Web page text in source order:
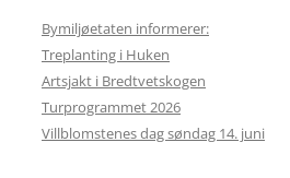
Bymiljøetaten informerer:
Treplanting i Huken
Artsjakt i Bredtvetskogen
Turprogrammet 2026
Villblomstenes dag søndag 14. juni